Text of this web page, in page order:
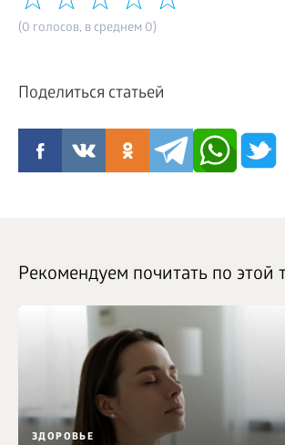
(0 голосов, в среднем 0)
Поделиться статьей
Рекомендуем почитать по этой
ЗДОРОВЬЕ